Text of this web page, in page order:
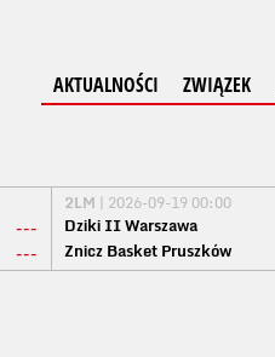
AKTUALNOŚCI ZWIĄZEK
---
---
2LM | 2026-09-19 00:00
Dziki II Warszawa
Znicz Basket Pruszków